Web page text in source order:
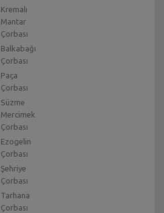
Kremalı
Mantar
Çorbası
Balkabağı
Çorbası
Paça
Çorbası
Süzme
Mercimek
Çorbası
Ezogelin
Çorbası
Şehriye
Çorbası
Tarhana
Çorbası